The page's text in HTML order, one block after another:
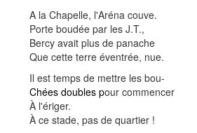
A la Chapelle, l'Aréna couve.
Porte boudée par les J.T.,
Bercy avait plus de panache
Que cette terre éventrée, nue.
Il est temps de mettre les bou-
Chées doubles pour commencer
À l'ériger.
À ce stade, pas de quartier !